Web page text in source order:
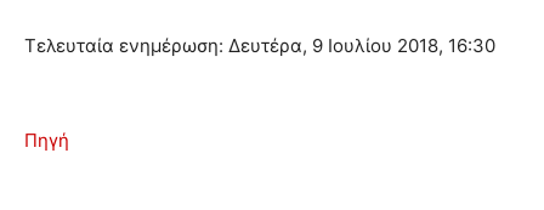
Τελευταία ενημέρωση: Δευτέρα, 9 Ιουλίου 2018, 16:30
Πηγή